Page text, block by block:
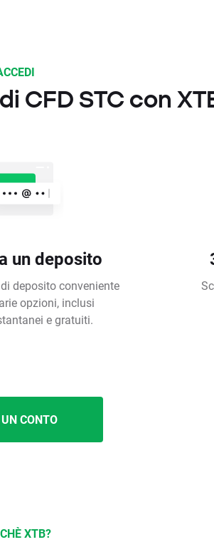
CFD STC con
un deposito
deposito conveniente
opzioni, inclusi
e gratuiti.
CONTO
XTB?